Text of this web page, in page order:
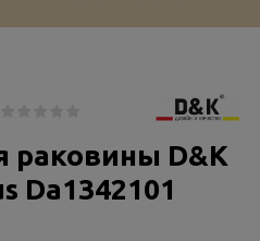
раковины D&K
Da1342101